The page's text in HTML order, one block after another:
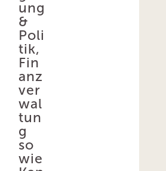
ung
&
Poli
tik,
Fin
anz
ver
wal
tun
g
so
wie